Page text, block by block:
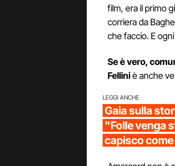
film, era il primo
corriera da
che faccio. E
Se è vero,
Felliniè anche
LEGGI ANCHE
Gaia sulla
"Folle venga
capisco